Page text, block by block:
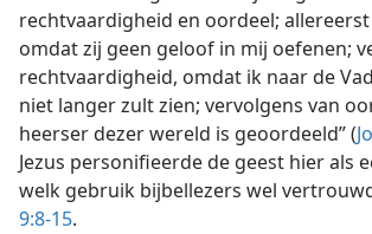
rechtvaardigheid en oordeel;
omdat zij geen geloof in mij oefenen;
rechtvaardigheid, omdat ik naar de
niet langer zult zien; vervolgens van
heerser dezer wereld is geoordeeld” (
Jezus personifieerde de geest hier als
welk gebruik bijbellezers wel
9:8-15.